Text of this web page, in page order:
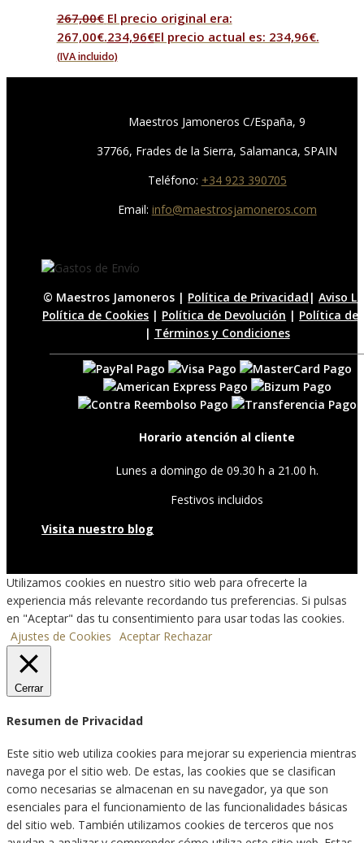
267,00€ El precio original era:
267,00€.234,96€El precio actual es: 234,96€.
(IVA incluido)
Maestros Jamoneros C/España, 9
37766, Frades de la Sierra, Salamanca, SPAIN
Teléfono: +34 923 390705
Email: info@maestrosjamoneros.com
© Maestros Jamoneros | Política de Privacidad |Aviso
Política de Cookies | Política de Devolución | Política de
| Términos y Condiciones
Horario atención al cliente
Lunes a domingo de 09.30 h a 21.00 h.
Festivos incluidos
Visita nuestro blog
Utilizamos cookies en nuestro sitio web para ofrecerte la
experiencia más relevante recordando tus preferencias. Si pulsas
en "Aceptar" das tu consentimiento para usar todas las cookies.
Ajustes de Cookies Aceptar Rechazar
Cerrar
Resumen de Privacidad
Este sitio web utiliza cookies para mejorar su experiencia mientras
navega por el sitio web. De estas, las cookies que se clasifican
como necesarias se almacenan en su navegador, ya que son
esenciales para el funcionamiento de las funcionalidades básicas
del sitio web. También utilizamos cookies de terceros que nos